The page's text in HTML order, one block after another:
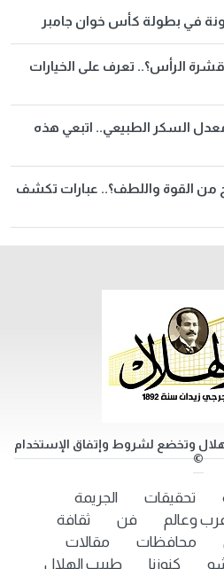
في بطولة كأس خوان جامبر
الرأس؟.. تعرف على الخيارات
السكر الطبيعي.. اتبعي هذه
القوة واللطف؟.. عبارات تكشف
وتخضع لشروط وإتفاق الإستخدام
©
تحقيقات
الجريمة
وعالم فن
ثقافة
محافظات
مقالات
كنوزنا طبيب الهلال